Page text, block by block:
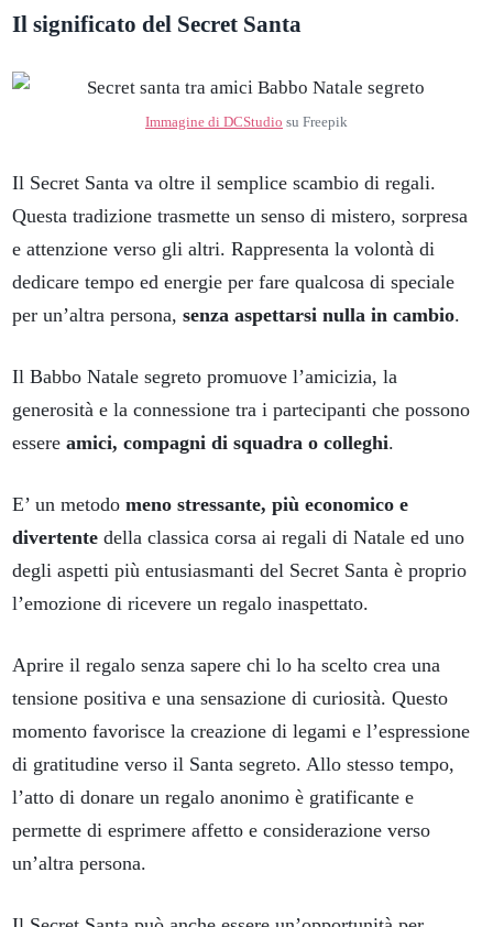
Il significato del Secret Santa
Immagine di DCStudio su Freepik
Il Secret Santa va oltre il semplice scambio di regali.
Questa tradizione trasmette un senso di mistero, sorpresa
e attenzione verso gli altri. Rappresenta la volontà di
dedicare tempo ed energie per fare qualcosa di speciale
per un’altra persona, senza aspettarsi nulla in cambio.
Il Babbo Natale segreto promuove l’amicizia, la
generosità e la connessione tra i partecipanti che possono
essere amici, compagni di squadra o colleghi.
E’ un metodo meno stressante, più economico e
divertente della classica corsa ai regali di Natale ed uno
degli aspetti più entusiasmanti del Secret Santa è proprio
l’emozione di ricevere un regalo inaspettato.
Aprire il regalo senza sapere chi lo ha scelto crea una
tensione positiva e una sensazione di curiosità. Questo
momento favorisce la creazione di legami e l’espressione
di gratitudine verso il Santa segreto. Allo stesso tempo,
l’atto di donare un regalo anonimo è gratificante e
permette di esprimere affetto e considerazione verso
un’altra persona.